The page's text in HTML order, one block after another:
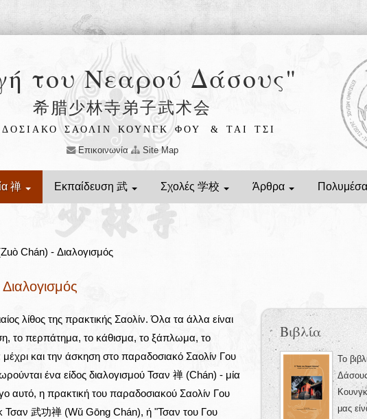
του Νεαρού Δάσους"
希腊少林寺弟子武术会
ΣΑΟΛΙΝ ΚΟΥΝΓΚ ΦΟΥ
& ΤΑΙ ΤΣΙ
Επικοινωνία
Site Map
禅 Εκπαίδευση 武 Σχολές 学校 Άρθρα Πολυμέσα
Chán) - Διαλογισμός
λίθος της πρακτικής Σαολίν. Όλα τα άλλα είναι
το περπάτημα, το κάθισμα, το ξάπλωμα, το
μέχρι και την άσκηση στο παραδοσιακό Σαολίν Γου
ένα είδος διαλογισμού Τσαν 禅 (Chán) - μία
αυτό, η πρακτική του παραδοσιακού Σαολίν Γου
Τσαν 武功禅 (Wǔ Gōng Chán), ή "Τσαν του Γου
Βιβλία
Το
μας